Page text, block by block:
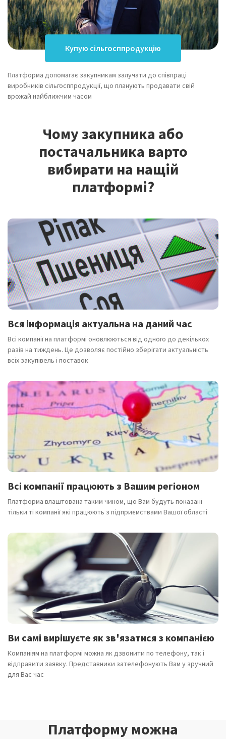
Купую сільгосппродукцію
Платформа допомагає закупникам залучати до співпраці
виробників сільгосппродукції, що планують продавати свій
врожай найближчим часом
Чому закупника або
постачальника варто
вибирати на нащій
платформі?
Вся інформація актуальна на даний час
Всі компанії на платформі оновлюються від одного до декількох
разів на тиждень. Це дозволяє постійно зберігати актуальність
всіх закупівель і поставок
Всі компанії працюють з Вашим регіоном
Платформа влаштована таким чином, що Вам будуть показані
тільки ті компанії які працюють з підприємствами Вашої області
Ви самі вирішуєте як зв'язатися з компанією
Компаніям на платформі можна як дзвонити по телефону, так і
відправити заявку. Представники зателефонують Вам у зручний
для Вас час
Платформу можна